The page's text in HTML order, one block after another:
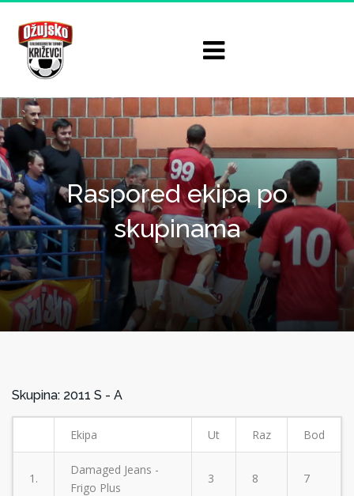
Raspored ekipa po
skupinama
Skupina: 2011 S - A
Ekipa Ut Raz Bod
1.
Damaged Jeans -
Frigo Plus
3 8 7